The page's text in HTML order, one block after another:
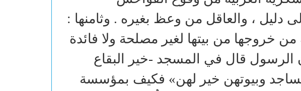
دليل ، والعاقل من وعظ بغيره . وثامنها :
من خروجها من بيتها لغير مصلحة ولا فائدة
الرسول قال في المسجد -خير البقاع
وبيوتهن خير لهن» فكيف بمؤسسة